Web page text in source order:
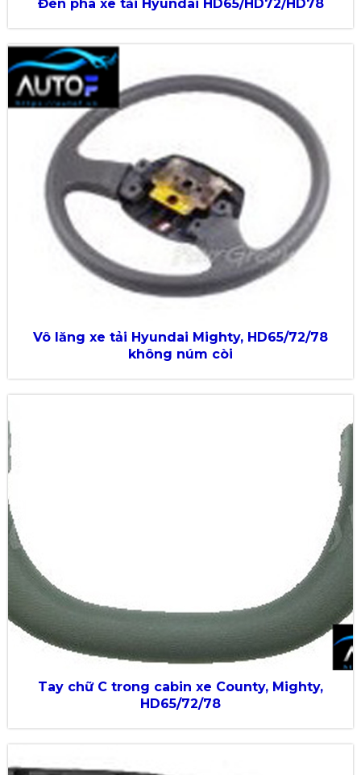
Đèn pha xe tải Hyundai HD65/HD72/HD78
Vô lăng xe tải Hyundai Mighty, HD65/72/78
không núm còi
Tay chữ C trong cabin xe County, Mighty,
HD65/72/78